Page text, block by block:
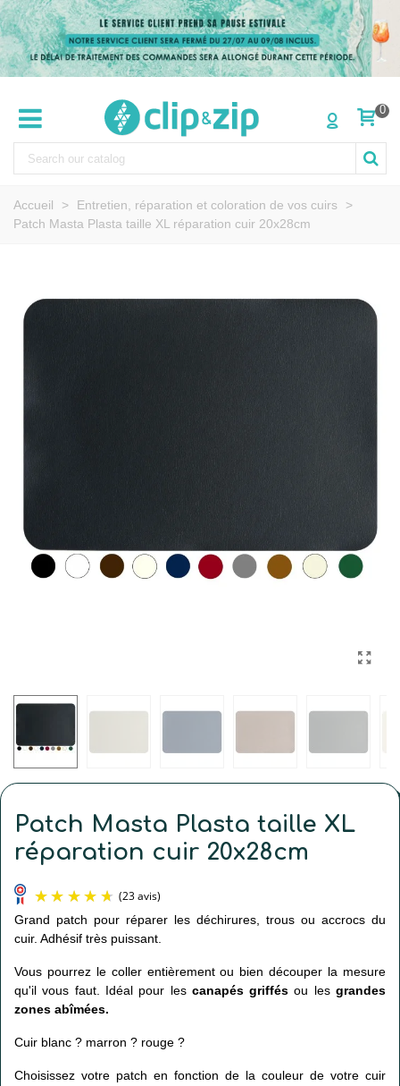
0
Accueil > Entretien, réparation et coloration de vos cuirs
>
Patch Masta Plasta taille XL réparation cuir 20x28cm
Patch Masta Plasta taille XL
réparation cuir 20x28cm
(23 avis)
Grand patch pour réparer les déchirures, trous ou accrocs du
cuir. Adhésif très puissant.
Vous pourrez le coller entièrement ou bien découper la mesure
qu'il vous faut. Idéal pour les canapés griffés ou lesgrandes
zones abîmées.
Cuir blanc ? marron ? rouge ?
Choisissez votre patch en fonction de la couleur de votre cuir